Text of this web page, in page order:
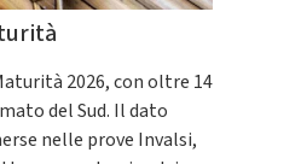
2026, con oltre 14
del Sud. Il dato
nelle prove Invalsi,